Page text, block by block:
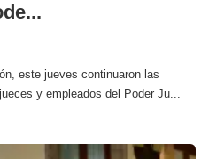
este jueves continuaron las
y empleados del Poder Ju...